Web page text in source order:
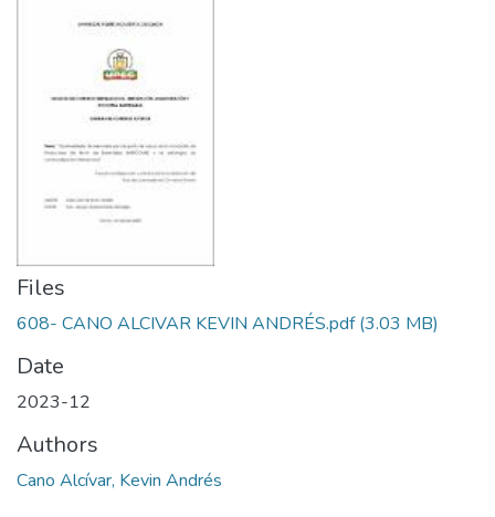
Files
608- CANO ALCIVAR KEVIN ANDRÉS.pdf(3.03 MB)
Date
2023-12
Authors
Cano Alcívar, Kevin Andrés